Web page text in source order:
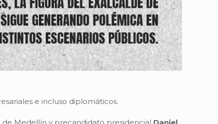
e incluso diplomáticos.